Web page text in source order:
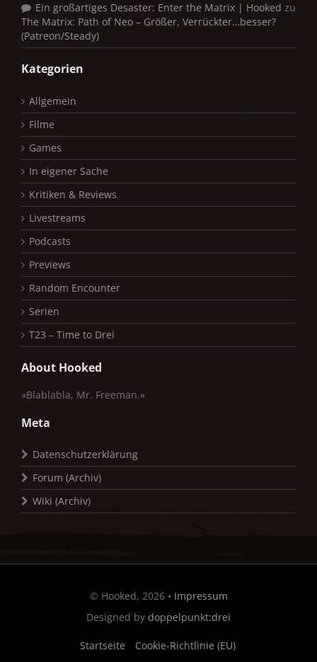
Ein großartiges Desaster: Enter the Matrix | Hooked zu
The Matrix: Path of Neo – Größer, Verrückter…besser?
(Patreon/Steady)
Kategorien
Allgemein
Filme
Games
In eigener Sache
Kritiken & Reviews
Livestreams
Podcasts
Previews
Random Encounter
Serien
T23 – Time to Drei
About Hooked
»Blablabla, Mr. Freeman.«
Meta
Datenschutzerklärung
Forum (Archiv)
Wiki (Archiv)
© Hooked, 2026 • Impressum
Designed by doppelpunkt:drei
Startseite Cookie-Richtlinie (EU)